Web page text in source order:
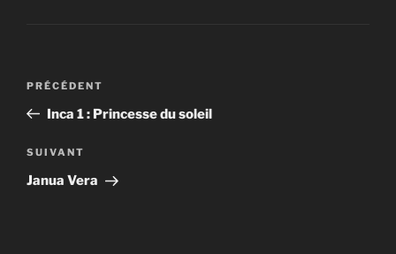
Navigation
l’article
Article
précédent
PRÉCÉDENT
Inca 1 : Princesse du soleil
Article
suivant
SUIVANT
Janua Vera